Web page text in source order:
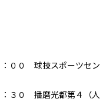
００ 球技スポーツセン
３０ 播磨光都第４（人